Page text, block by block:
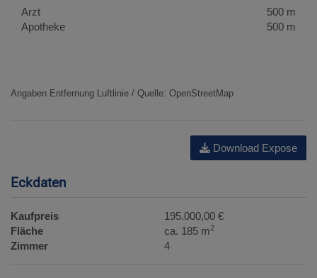
Arzt
500 m
Apotheke
500 m
Angaben Entfernung Luftlinie / Quelle: OpenStreetMap
Download Expose
Eckdaten
Kaufpreis
195.000,00 €
Fläche
ca. 185 m2
Zimmer 4